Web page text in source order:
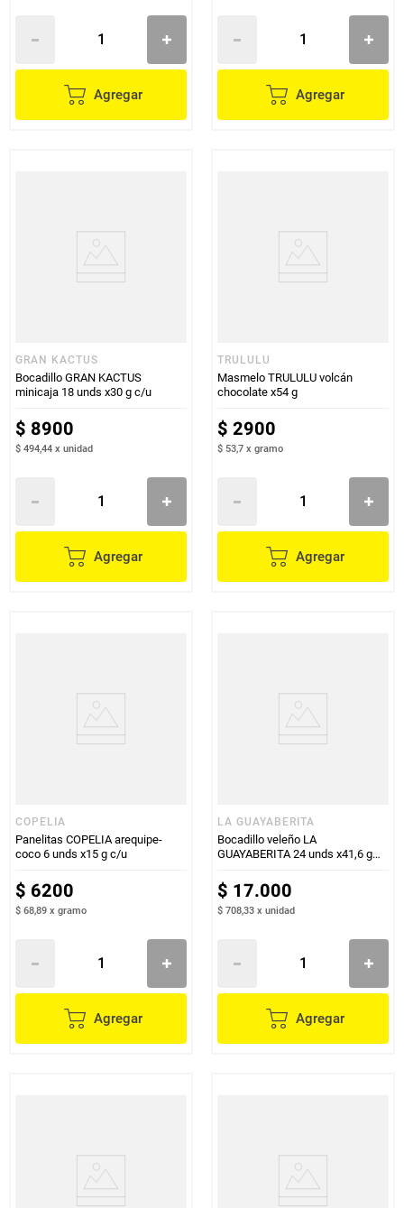
Agregar Agregar
GRAN KACTUS
Bocadillo GRAN KACTUS
minicaja 18 unds x30 g c/u
$ 8900
$ 494,44 x unidad
Agregar
TRULULU
Masmelo TRULULU volcán
chocolate x54 g
$ 2900
$ 53,7 x gramo
Agregar
COPELIA
Panelitas COPELIA arequipe-
coco 6 unds x15 g c/u
$ 6200
$ 68,89 x gramo
Agregar
LA GUAYABERITA
Bocadillo veleño LA
GUAYABERITA 24 unds x41,6 g
$ 17.000
$ 708,33 x unidad
Agregar